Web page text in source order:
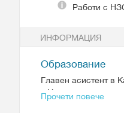
Работи с
ИНФОРМАЦИЯ
Образование
Главен асистент в
в
Прочети повече